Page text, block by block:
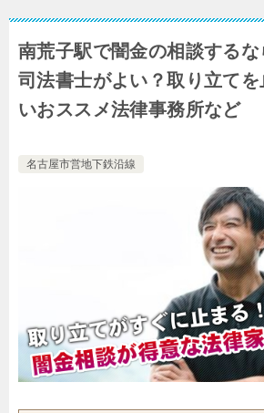
南荒子駅で闇金の相談する
司法書士がよい？取り立て
いおススメ法律事務所など
名古屋市営地下鉄沿線